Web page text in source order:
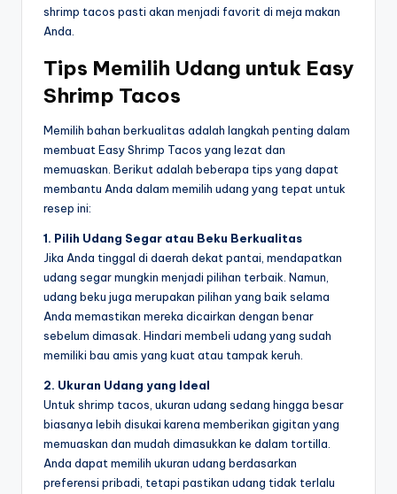
shrimp tacos pasti akan menjadi favorit di meja makan
Anda.
Tips Memilih Udang untuk Easy
Shrimp Tacos
Memilih bahan berkualitas adalah langkah penting dalam
membuat Easy Shrimp Tacos yang lezat dan
memuaskan. Berikut adalah beberapa tips yang dapat
membantu Anda dalam memilih udang yang tepat untuk
resep ini:
1. Pilih Udang Segar atau Beku Berkualitas
Jika Anda tinggal di daerah dekat pantai, mendapatkan
udang segar mungkin menjadi pilihan terbaik. Namun,
udang beku juga merupakan pilihan yang baik selama
Anda memastikan mereka dicairkan dengan benar
sebelum dimasak. Hindari membeli udang yang sudah
memiliki bau amis yang kuat atau tampak keruh.
2. Ukuran Udang yang Ideal
Untuk shrimp tacos, ukuran udang sedang hingga besar
biasanya lebih disukai karena memberikan gigitan yang
memuaskan dan mudah dimasukkan ke dalam tortilla.
Anda dapat memilih ukuran udang berdasarkan
preferensi pribadi, tetapi pastikan udang tidak terlalu